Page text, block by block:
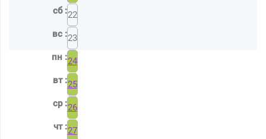
22
23
24
25
26
27